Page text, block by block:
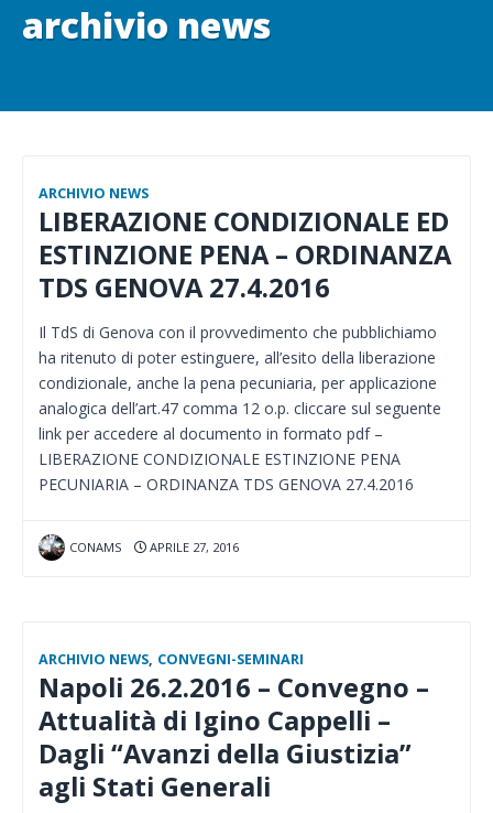
archivio news
ARCHIVIO NEWS
LIBERAZIONE CONDIZIONALE ED
ESTINZIONE PENA – ORDINANZA
TDS GENOVA 27.4.2016
Il TdS di Genova con il provvedimento che pubblichiamo
ha ritenuto di poter estinguere, all’esito della liberazione
condizionale, anche la pena pecuniaria, per applicazione
analogica dell’art.47 comma 12 o.p. cliccare sul seguente
link per accedere al documento in formato pdf –
LIBERAZIONE CONDIZIONALE ESTINZIONE PENA
PECUNIARIA – ORDINANZA TDS GENOVA 27.4.2016
CONAMS APRILE 27, 2016
ARCHIVIO NEWS, CONVEGNI-SEMINARI
Napoli 26.2.2016 – Convegno –
Attualità di Igino Cappelli –
Dagli “Avanzi della Giustizia”
agli Stati Generali